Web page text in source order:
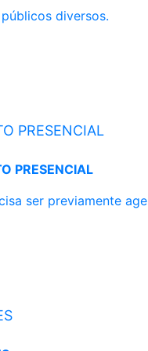
diversos.
PRESENCIAL
PRESENCIAL
ser previamente